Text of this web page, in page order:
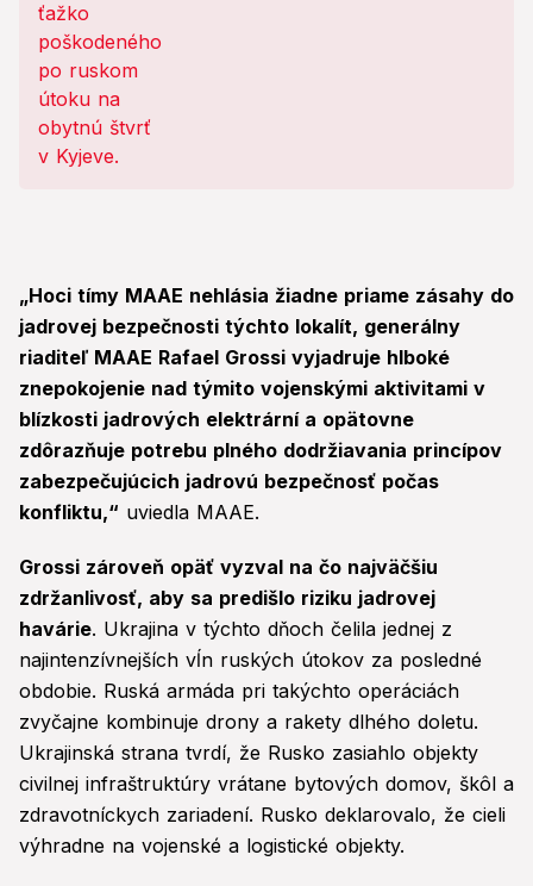
„Hoci tímy MAAE nehlásia žiadne priame zásahy do
jadrovej bezpečnosti týchto lokalít, generálny
riaditeľ MAAE Rafael Grossi vyjadruje hlboké
znepokojenie nad týmito vojenskými aktivitami v
blízkosti jadrových elektrární a opätovne
zdôrazňuje potrebu plného dodržiavania princípov
zabezpečujúcich jadrovú bezpečnosť počas
konfliktu,“ uviedla MAAE.
Grossi zároveň opäť vyzval na čo najväčšiu
zdržanlivosť, aby sa predišlo riziku jadrovej
havárie. Ukrajina v týchto dňoch čelila jednej z
najintenzívnejších vĺn ruských útokov za posledné
obdobie. Ruská armáda pri takýchto operáciách
zvyčajne kombinuje drony a rakety dlhého doletu.
Ukrajinská strana tvrdí, že Rusko zasiahlo objekty
civilnej infraštruktúry vrátane bytových domov, škôl a
zdravotníckych zariadení. Rusko deklarovalo, že cieli
výhradne na vojenské a logistické objekty.